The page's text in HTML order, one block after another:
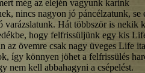
még az elején vagyunk karink
nincs nagyon jó páncélzatunk, se
varázslatunk. Hát többször is nekik
hogy felfrissüljünk egy kis
az övemre csak nagy üveges Life
így könnyen jöhet a felfrissülés
nem kell abbahagyni a csépelést.